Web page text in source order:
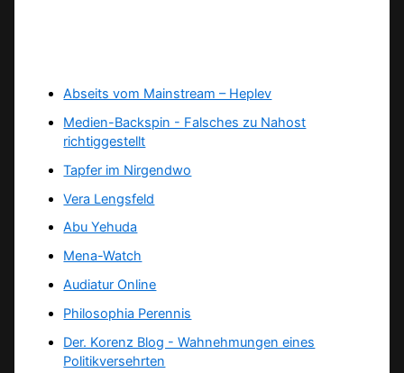
Abseits vom Mainstream – Heplev
Medien-Backspin - Falsches zu Nahost
richtiggestellt
Tapfer im Nirgendwo
Vera Lengsfeld
Abu Yehuda
Mena-Watch
Audiatur Online
Philosophia Perennis
Der. Korenz Blog - Wahnehmungen eines
Politikversehrten